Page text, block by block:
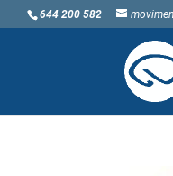
644 200 582